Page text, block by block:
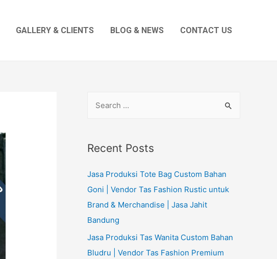
GALLERY & CLIENTS BLOG & NEWS CONTACT US
r
h
f
o
r
:
Recent Posts
Jasa Produksi Tote Bag Custom Bahan
Goni | Vendor Tas Fashion Rustic untuk
Brand & Merchandise | Jasa Jahit
Bandung
Jasa Produksi Tas Wanita Custom Bahan
Bludru | Vendor Tas Fashion Premium